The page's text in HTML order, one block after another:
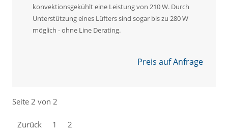
konvektionsgekühlt eine Leistung von 210 W. Durch
Unterstützung eines Lüfters sind sogar bis zu 280 W
möglich - ohne Line Derating.
Preis auf Anfrage
Seite 2 von 2
Zurück 1 2